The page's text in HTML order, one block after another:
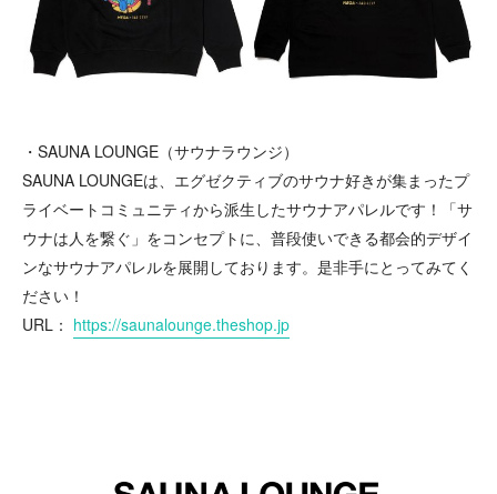
・SAUNA LOUNGE（サウナラウンジ）
SAUNA LOUNGEは、エグゼクティブのサウナ好きが集まったプ
ライベートコミュニティから派生したサウナアパレルです！「サ
ウナは人を繋ぐ」をコンセプトに、普段使いできる都会的デザイ
ンなサウナアパレルを展開しております。是非手にとってみてく
ださい！
URL： https://saunalounge.theshop.jp